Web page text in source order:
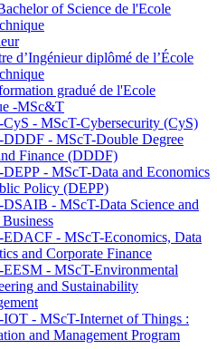
of Science de l'Ecole
d’Ingénieur diplômé de l’École
gradué de l'Ecole
-MSc&T
- MScT-Cybersecurity (CyS)
DDDF - MScT-Double Degree
Finance (DDDF)
- MScT-Data and Economics
Policy (DEPP)
- MScT-Data Science and
EDACF - MScT-Economics, Data
and Corporate Finance
- MScT-Environmental
and Sustainability
IOT - MScT-Internet of Things :
and Management Program